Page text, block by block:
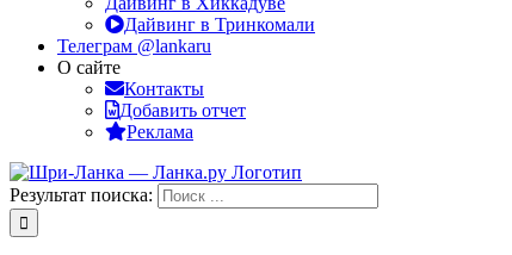
Дайвинг в Тринкомали
Телеграм @lankaru
О сайте
Контакты
Добавить отчет
Реклама
Результат поиска: